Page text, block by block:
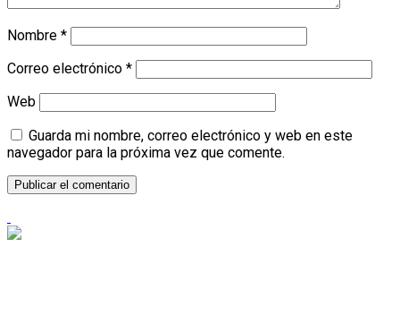
Nombre *
Correo electrónico *
Web
Guarda mi nombre, correo electrónico y web en este
navegador para la próxima vez que comente.